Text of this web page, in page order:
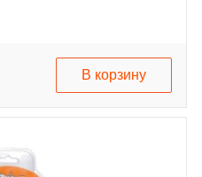
В корзину